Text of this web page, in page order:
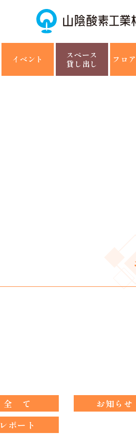
イベント
スペース
貸し出し
フロ
全 て お知らせ
レポート